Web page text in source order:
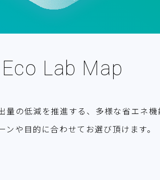
Lab Map
量の低減を推進する、多様な省エネ
ンや目的に合わせてお選び頂けます。